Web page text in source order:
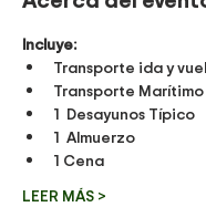
Incluye:
Transporte ida y
Transporte Marítimo
1  Desayunos Típico
1  Almuerzo
1 Cena
LEER MÁS >